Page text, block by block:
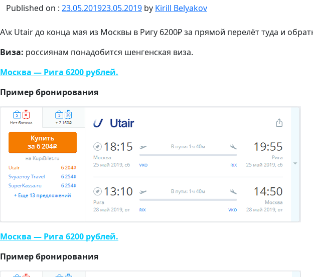
Published on : 23.05.201923.05.2019 by Kirill Belyakov
А\к Utair до конца мая из Москвы в Ригу 6200₽ за прямой перелёт туда и
Виза: россиянам понадобится шенгенская виза.
Москва — Рига 6200 рублей.
Пример бронирования
Москва — Рига 6200 рублей.
Пример бронирования